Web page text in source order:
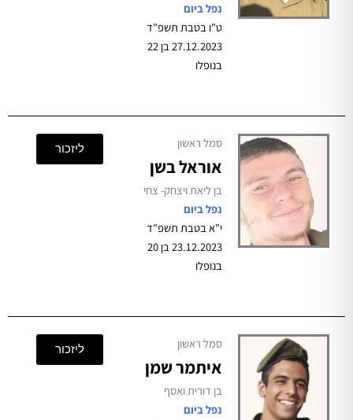
נפל ביום
ט"ו בטבת תשפ"ד
27.12.2023 בן 22
סמל ראשון
אוראל בשן
בן ליאת ויצחק- צחי
נפל ביום
י"א בטבת תשפ"ד
23.12.2023 בן 20
סמל ראשון
איתמר שמן
בן דורית ואסף
נפל ביום